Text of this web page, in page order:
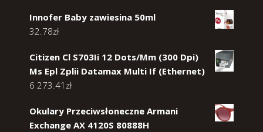
Innofer Baby zawiesina 50ml
32.78zł
Citizen Cl S703Ii 12 Dots/Mm (300 Dpi)
Ms Epl Zplii Datamax Multi If (Ethernet)
6 273.41 zł
Okulary Przeciwsłoneczne Armani
Exchange AX 4120S 80888H